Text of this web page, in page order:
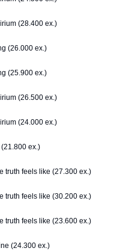
(28.400 ex.)
(26.000 ex.)
(25.900 ex.)
(26.500 ex.)
(24.000 ex.)
(21.800 ex.)
truth feels like (27.300 ex.)
truth feels like (30.200 ex.)
truth feels like (23.600 ex.)
(24.300 ex.)